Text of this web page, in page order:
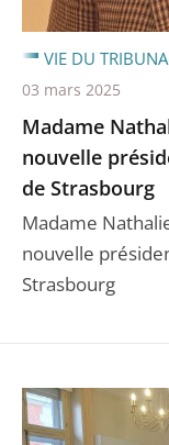
Madame
nouvelle
de Strasbourg
Madame
nouvelle
Strasbourg
VIE DU
03 mars 2025